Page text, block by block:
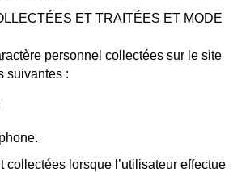
ET TRAITÉES ET MODE
personnel collectées sur le site
suivantes :
collectées lorsque l’utilisateur effectue